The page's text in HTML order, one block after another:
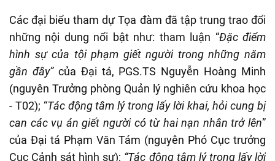
Các đại biểu tham dự Tọa đàm đã tập trung trao đổi
những nội dung nổi bật như: tham luận “Đặc điểm
hình sự của tội phạm giết người trong những năm
gần đây”của Đại tá, PGS.TS Nguyễn Hoàng Minh
(nguyên Trưởng phòng Quản lý nghiên cứu khoa học
- T02); “Tác động tâm lý trong lấy lời khai, hỏi cung bị
can các vụ án giết người có từ hai nạn nhân trở lên”
của Đại tá Phạm Văn Tám (nguyên Phó Cục trưởng
Cục Cảnh sát hình sự); “Tác động tâm lý trong lấy lời